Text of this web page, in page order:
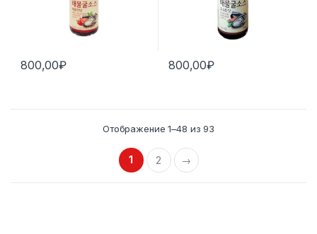
800,00₽ 800,00₽
Отображение 1–48 из 93
1 2 →